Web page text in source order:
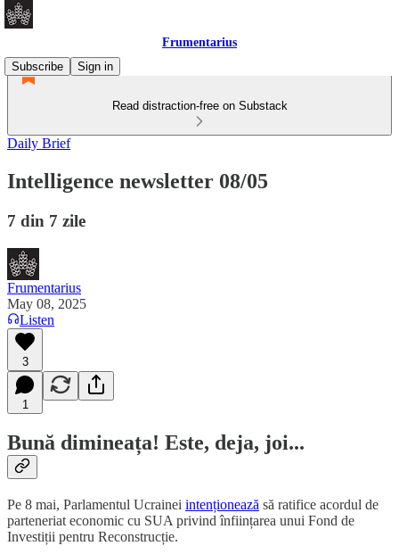
Frumentarius
Subscribe
Sign in
Read distraction-free on Substack
Daily Brief
Intelligence newsletter 08/05
7 din 7 zile
Frumentarius
May 08, 2025
Listen
3
1
Bună dimineața! Este, deja, joi...
Pe 8 mai, Parlamentul Ucrainei intenționează să ratifice acordul de
parteneriat economic cu SUA privind înființarea unui Fond de
Investiții pentru Reconstrucție.